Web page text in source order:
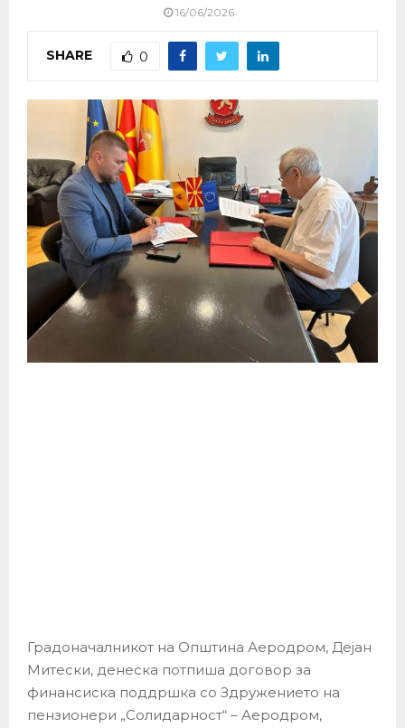
16/06/2026
SHARE 0
Градоначалникот на Општина Аеродром, Дејан
Митески, денеска потпиша договор за
финансиска поддршка со Здружението на
пензионери „Солидарност“ – Аеродром,